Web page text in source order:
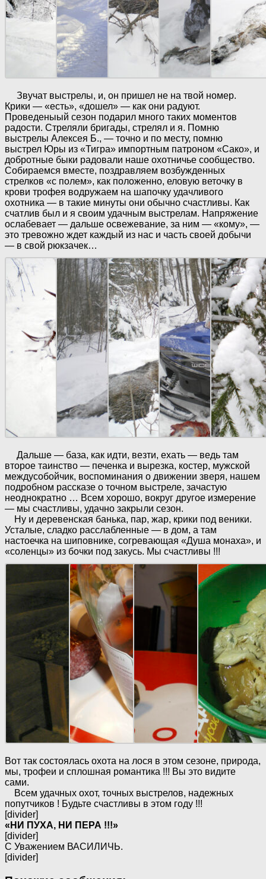
Звучат выстрелы, и, он пришел не на твой номер.
Крики — «есть», «дошел» — как они радуют.
Проведеныый сезон подарил много таких моментов
радости. Стреляли бригады, стрелял и я. Помню
выстрелы Алексея Б., — точно и по месту, помню
выстрел Юры из «Тигра» импортным патроном «Сако», и
добротные быки радовали наше охотничье сообщество.
Собираемся вместе, поздравляем возбужденных
стрелков «с полем», как положенно, еловую веточку в
крови трофея водружаем на шапочку удачливого
охотника — в такие минуты они обычно счастливы. Как
счатлив был и я своим удачным выстрелам. Напряжение
ослабевает — дальше освежевание, за ним — «кому», —
это тревожно ждет каждый из нас и часть своей добычи
— в свой рюкзачек…
Дальше — база, как идти, везти, ехать — ведь там
второе таинство — печенка и вырезка, костер, мужской
междусобойчик, воспоминания о движении зверя, нашем
подробном рассказе о точном выстреле, зачастую
неоднократно … Всем хорошо, вокруг другое измерение
— мы счастливы, удачно закрыли сезон.
Ну и деревенская банька, пар, жар, крики под веники.
Усталые, сладко расслабленные — в дом, а там
настоечка на шиповнике, согревающая «Душа монаха», и
«соленцы» из бочки под закусь. Мы счастливы !!!
Вот так состоялась охота на лося в этом сезоне, природа,
мы, трофеи и сплошная романтика !!! Вы это видите
сами.
Всем удачных охот, точных выстрелов, надежных
попутчиков ! Будьте счастливы в этом году !!!
[divider]
«НИ ПУХА, НИ ПЕРА !!!»
[divider]
С Уважением ВАСИЛИЧЬ.
[divider]